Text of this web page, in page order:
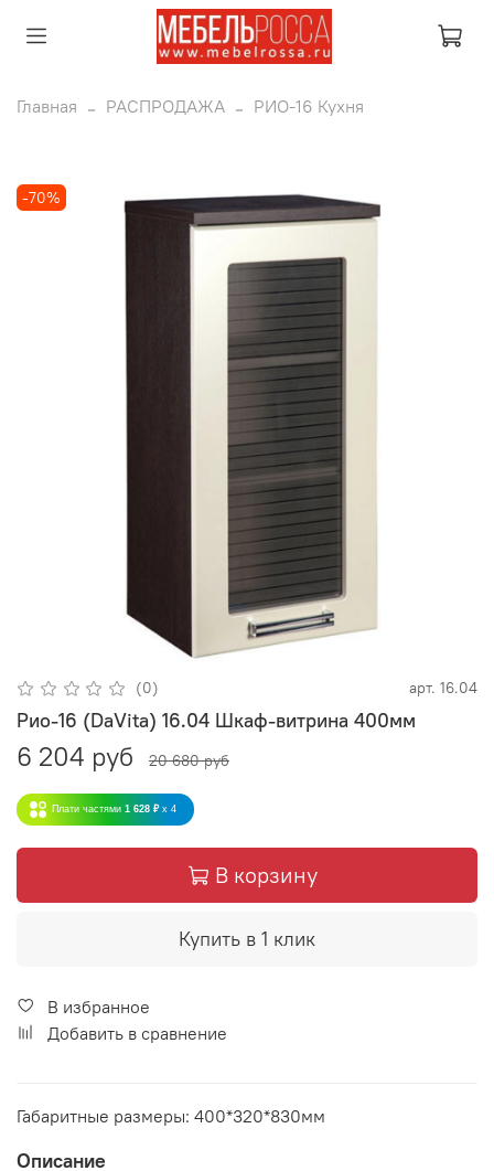
Главная РАСПРОДАЖА РИО-16 Кухня
-70%
(0) арт. 16.04
Рио-16 (DaVita) 16.04 Шкаф-витрина 400мм
6 204 руб 20 680 руб
Плати частями 1 628 ₽ x 4
В корзину
Купить в 1 клик
В избранное
Добавить в сравнение
Габаритные размеры: 400*320*830мм
Описание